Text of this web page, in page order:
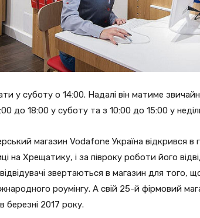
у суботу о 14:00. Надалі він матиме
до 18:00 у суботу та з 10:00 до 15:00 у
магазин Vodafone Україна відкрився в
на Хрещатику, і за півроку роботи його
відвідувачі звертаються в магазин для того,
роумінгу. А свій 25-й фірмовий
березні 2017 року.